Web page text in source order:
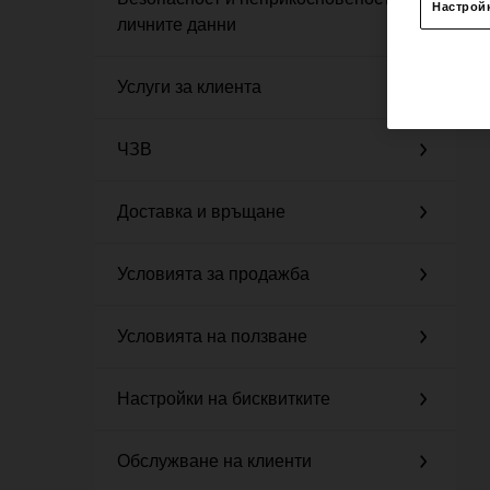
личните данни
Услуги за клиента
ЧЗВ
Доставка и връщане
Условията за продажба
Условията на ползване
Настройки на бисквитките
Обслужване на клиенти